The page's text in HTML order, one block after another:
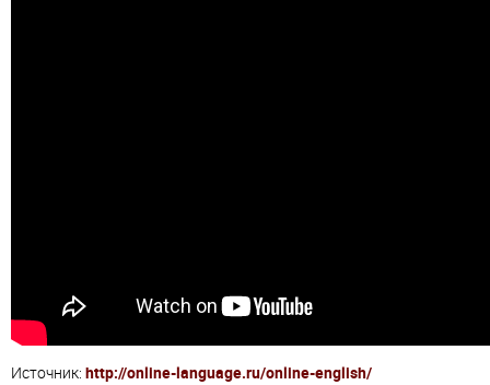
Источник: http://online-language.ru/online-english/